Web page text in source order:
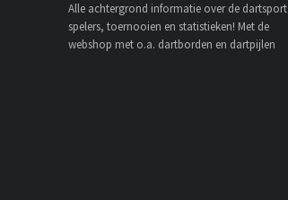
Alle achtergrond informatie over de
spelers, toernooien en statistieken! Met de
webshop met o.a. dartborden en dartpijlen